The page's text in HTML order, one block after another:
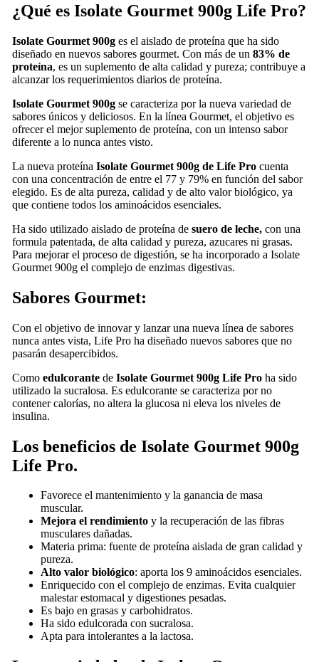
¿Qué es Isolate Gourmet 900g Life Pro?
Isolate Gourmet 900ges el aislado de proteína que ha sido
diseñado en nuevos sabores gourmet. Con más de un 83% de
proteína, es un suplemento de alta calidad y pureza; contribuye a
alcanzar los requerimientos diarios de proteína.
Isolate Gourmet 900gse caracteriza por la nueva variedad de
sabores únicos y deliciosos. En la línea Gourmet, el objetivo es
ofrecer el mejor suplemento de proteína, con un intenso sabor
diferente a lo nunca antes visto.
La nueva proteína Isolate Gourmet 900g de Life Procuenta
con una concentración de entre el 77 y 79% en función del sabor
elegido. Es de alta pureza, calidad y de alto valor biológico, ya
que contiene todos los aminoácidos esenciales.
Ha sido utilizado aislado de proteína de suero de leche,con una
formula patentada, de alta calidad y pureza, azucares ni grasas.
Para mejorar el proceso de digestión, se ha incorporado a Isolate
Gourmet 900g el complejo de enzimas digestivas.
Sabores Gourmet:
Con el objetivo de innovar y lanzar una nueva línea de sabores
nunca antes vista, Life Pro ha diseñado nuevos sabores que no
pasarán desapercibidos.
Comoedulcorante deIsolate Gourmet 900g Life Pro ha sido
utilizado la sucralosa. Es edulcorante se caracteriza por no
contener calorías, no altera la glucosa ni eleva los niveles de
insulina.
Los beneficios de Isolate Gourmet 900g
Life Pro.
Favorece el mantenimiento y la ganancia de masa
muscular.
Mejora el rendimientoy la recuperación de las fibras
musculares dañadas.
Materia prima: fuente de proteína aislada de gran calidad y
pureza.
Alto valor biológico: aporta los 9 aminoácidos esenciales.
Enriquecido con el complejo de enzimas. Evita cualquier
malestar estomacal y digestiones pesadas.
Es bajo en grasas y carbohidratos.
Ha sido edulcorada con sucralosa.
Apta para intolerantes a la lactosa.